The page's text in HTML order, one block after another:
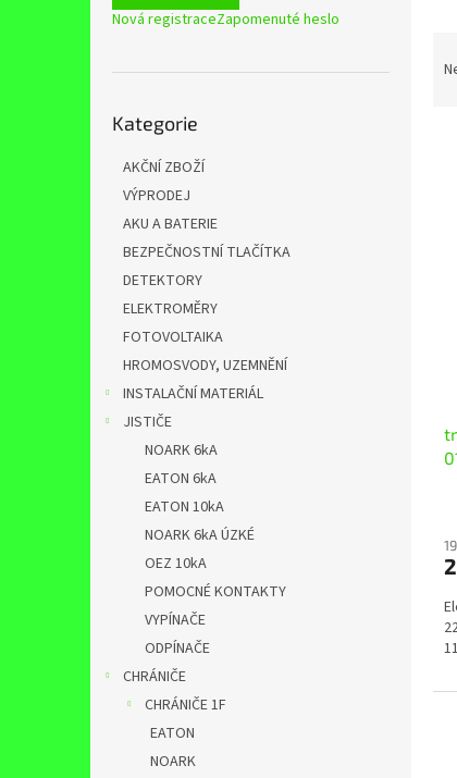
Nová registraceZapomenuté heslo
kategorie
Kategorie
AKČNÍ ZBOŽÍ
VÝPRODEJ
AKU A BATERIE
BEZPEČNOSTNÍ TLAČÍTKA
DETEKTORY
ELEKTROMĚRY
FOTOVOLTAIKA
HROMOSVODY, UZEMNĚNÍ
INSTALAČNÍ MATERIÁL
JISTIČE
NOARK 6kA
EATON 6kA
EATON 10kA
NOARK 6kA ÚZKÉ
OEZ 10kA
POMOCNÉ KONTAKTY
VYPÍNAČE
ODPÍNAČE
CHRÁNIČE
CHRÁNIČE 1F
EATON
NOARK